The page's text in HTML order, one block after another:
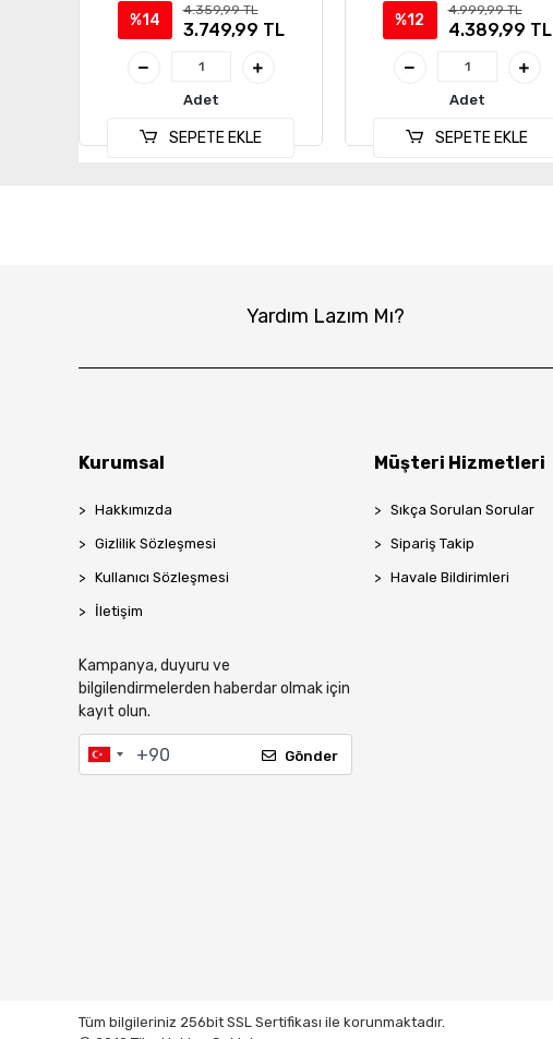
%14
4.359,99 TL
3.749,99 TL
Adet
SEPETE EKLE
%12
4.999,99 TL
4.389,99 TL
Adet
SEPETE EKLE
Yardım Lazım Mı?
Kurumsal
Hakkımızda
Gizlilik Sözleşmesi
Kullanıcı Sözleşmesi
İletişim
Kampanya, duyuru ve
bilgilendirmelerden haberdar olmak için
kayıt olun.
Gönder
Müşteri Hizmetleri
Sıkça Sorulan Sorular
Sipariş Takip
Havale Bildirimleri
Tüm bilgileriniz 256bit SSL Sertifikası ile korunmaktadır.